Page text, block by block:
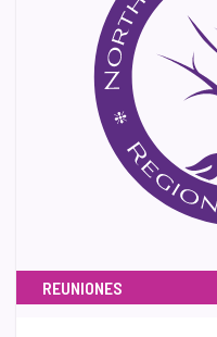
REUNIONES